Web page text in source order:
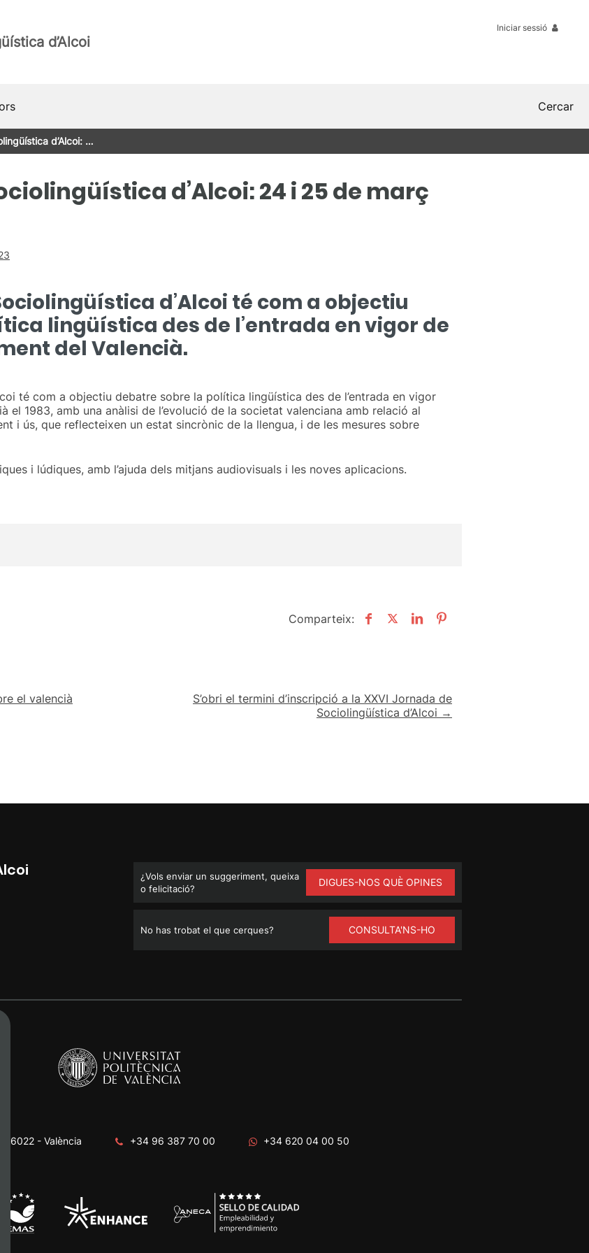
d’Alcoi
Iniciar sessió
Cercar
d’Alcoi: …
d’Alcoi: 24 i 25 de març
d’Alcoi té com a objectiu
lingüística des de l’entrada en vigor de
del Valencià.
té com a objectiu debatre sobre la política lingüística des de l’entrada en vigor
el 1983, amb una anàlisi de l’evolució de la societat valenciana amb relació al
i ús, que reflecteixen un estat sincrònic de la llengua, i de les mesures sobre
i lúdiques, amb l’ajuda dels mitjans audiovisuals i les noves aplicacions.
Comparteix:
el valencià
S’obri el termini d’inscripció a la XXVI Jornada de
Sociolingüística d’Alcoi →
¿Vols enviar un suggeriment, queixa
o felicitació?
DIGUES-NOS QUÈ OPINES
No has trobat el que cerques? CONSULTA'NS-HO
46022 - València +34 96 387 70 00 +34 620 04 00 50